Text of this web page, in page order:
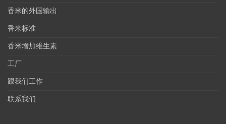
香米的外国输出
香米标准
香米增加维生素
工厂
跟我们工作
联系我们